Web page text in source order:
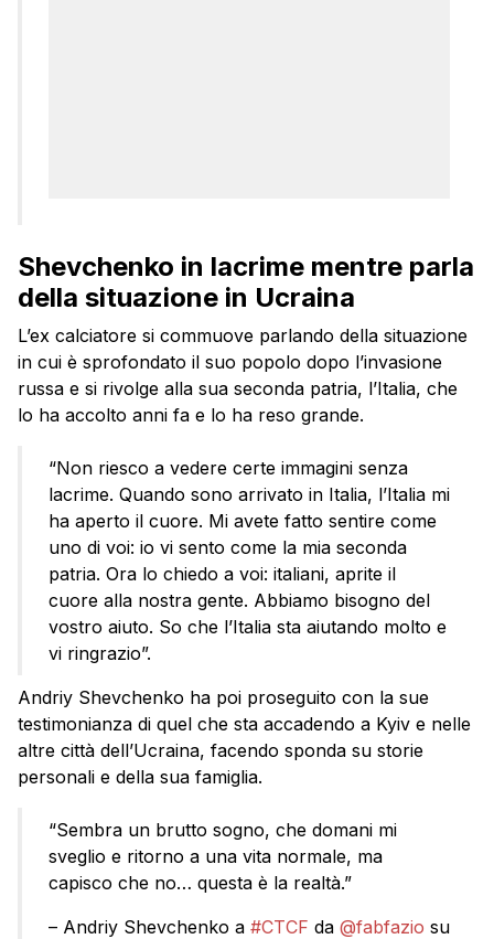
Shevchenko in lacrime mentre parla
della situazione in Ucraina
L’ex calciatore si commuove parlando della situazione
in cui è sprofondato il suo popolo dopo l’invasione
russa e si rivolge alla sua seconda patria, l’Italia, che
lo ha accolto anni fa e lo ha reso grande.
“Non riesco a vedere certe immagini senza
lacrime. Quando sono arrivato in Italia, l’Italia mi
ha aperto il cuore. Mi avete fatto sentire come
uno di voi: io vi sento come la mia seconda
patria. Ora lo chiedo a voi: italiani, aprite il
cuore alla nostra gente. Abbiamo bisogno del
vostro aiuto. So che l’Italia sta aiutando molto e
vi ringrazio”.
Andriy Shevchenko ha poi proseguito con la sue
testimonianza di quel che sta accadendo a Kyiv e nelle
altre città dell’Ucraina, facendo sponda su storie
personali e della sua famiglia.
“Sembra un brutto sogno, che domani mi
sveglio e ritorno a una vita normale, ma
capisco che no… questa è la realtà.”
– Andriy Shevchenko a #CTCF da @fabfazio su